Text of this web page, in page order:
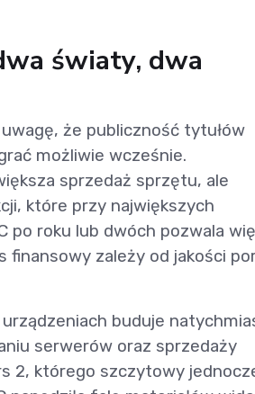
światy, dwa
że publiczność tytułów
możliwie wcześnie.
sprzedaż sprzętu, ale
które przy największych
po roku lub dwóch pozwala
finansowy zależy od jakości
buduje
serwerów oraz sprzedaży
2, którego szczytowy